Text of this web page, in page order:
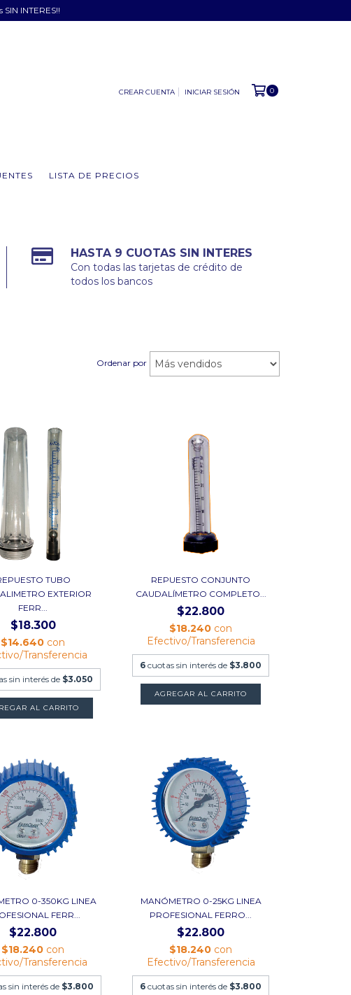
INTERES!!
CREAR CUENTA INICIAR SESIÓN 0
LISTA DE PRECIOS
HASTA 9 CUOTAS SIN INTERES
Con todas las tarjetas de crédito de
todos los bancos
Ordenar por
TUBO
EXTERIOR
FERR...
$18.300
$14.640 con
Transferencia
sin interés de $3.050
REPUESTO CONJUNTO
CAUDALÍMETRO COMPLETO...
$22.800
$18.240 con
Efectivo/Transferencia
6 cuotas sin interés de $3.800
0-350KG LINEA
FERR...
$22.800
$18.240 con
Transferencia
sin interés de $3.800
MANÓMETRO 0-25KG LINEA
PROFESIONAL FERRO...
$22.800
$18.240 con
Efectivo/Transferencia
6 cuotas sin interés de $3.800